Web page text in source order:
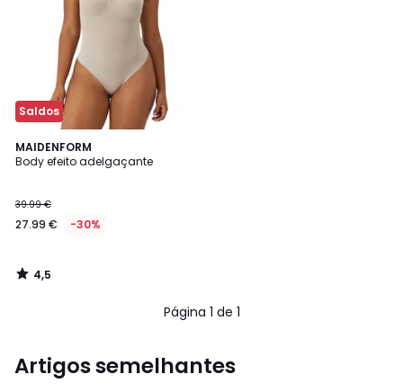
Saldos
MAIDENFORM
Body efeito adelgaçante
39.99 €
27.99 € -30%
4,5
/ 5
4,5
/
Página 1 de 1
Artigos semelhantes